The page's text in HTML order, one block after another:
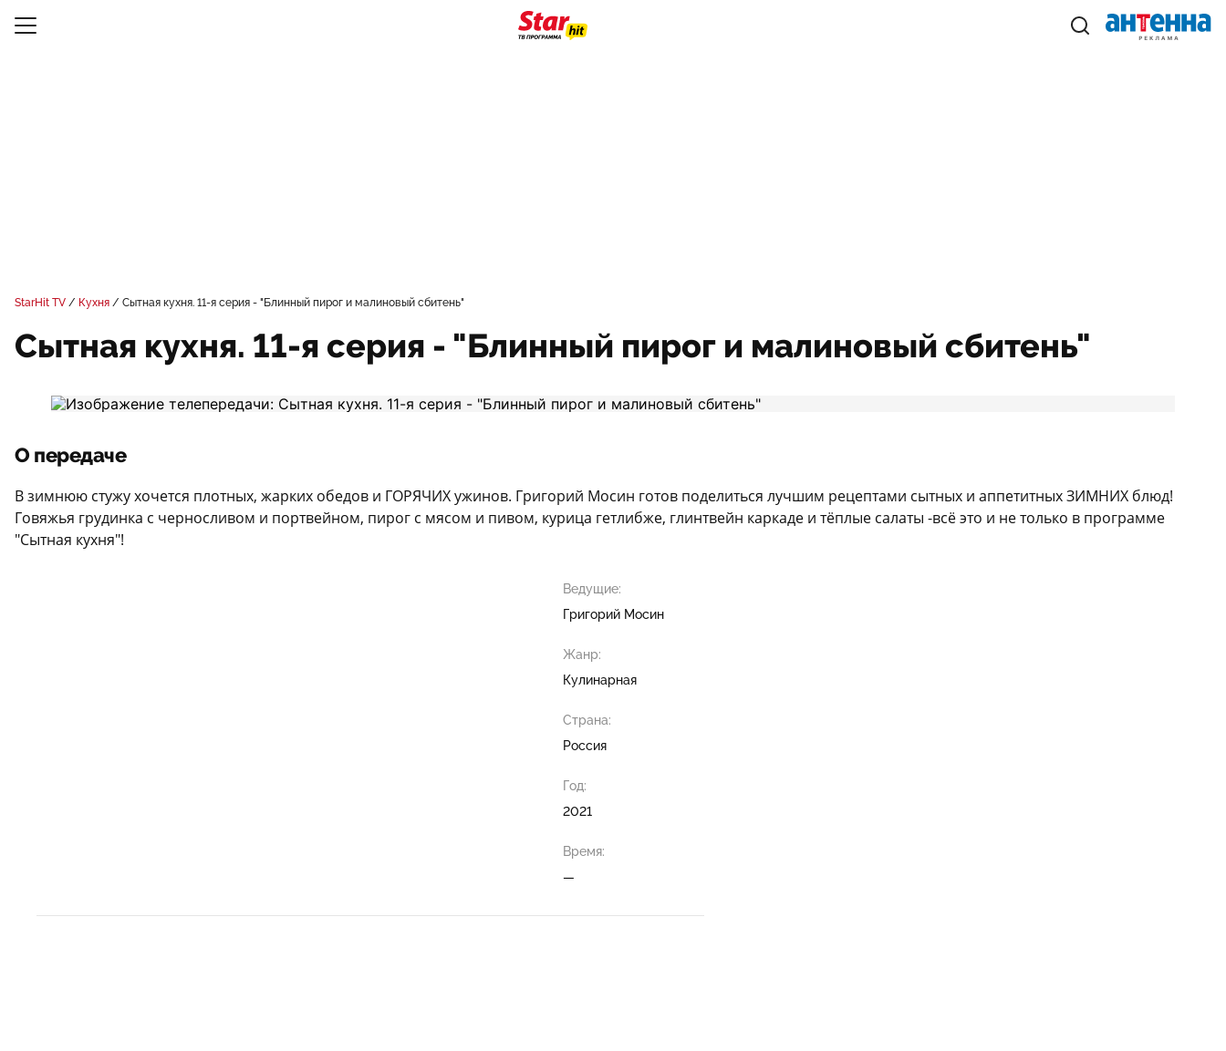
StarHit TV Кухня Сытная кухня. 11-я серия - "Блинный пирог и малиновый сбитень"
Сытная кухня. 11-я серия - "Блинный пирог и малиновый сбитень"
О передаче
В зимнюю стужу хочется плотных, жарких обедов и ГОРЯЧИХ ужинов. Григорий Мосин готов поделиться лучшим рецептами сытных и аппетитных ЗИМНИХ блюд!
Говяжья грудинка с черносливом и портвейном, пирог с мясом и пивом, курица гетлибже, глинтвейн каркаде и тёплые салаты -всё это и не только в программе
"Сытная кухня"!
Ведущие:
Григорий Мосин
Жанр:
Кулинарная
Страна:
Россия
Год:
2021
Время:
—